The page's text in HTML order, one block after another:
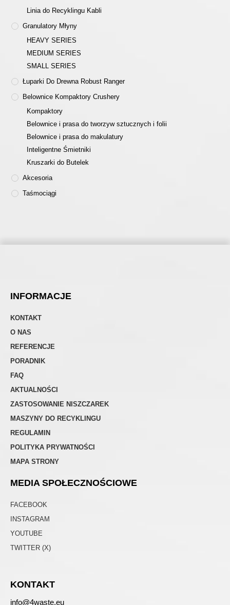
Linia do Recyklingu Kabli
Granulatory Młyny
HEAVY SERIES
MEDIUM SERIES
SMALL SERIES
Łuparki Do Drewna Robust Ranger
Belownice Kompaktory Crushery
Kompaktory
Belownice i prasa do tworzyw sztucznych i folii
Belownice i prasa do makulatury
Inteligentne Śmietniki
Kruszarki do Butelek
Akcesoria
Taśmociągi
INFORMACJE
KONTAKT
O NAS
REFERENCJE
PORADNIK
FAQ
AKTUALNOŚCI
ZASTOSOWANIE NISZCZAREK
MASZYNY DO RECYKLINGU
REGULAMIN
POLITYKA PRYWATNOŚCI
MAPA STRONY
MEDIA SPOŁECZNOŚCIOWE
FACEBOOK
INSTAGRAM
YOUTUBE
TWITTER (X)
KONTAKT
info@4waste.eu